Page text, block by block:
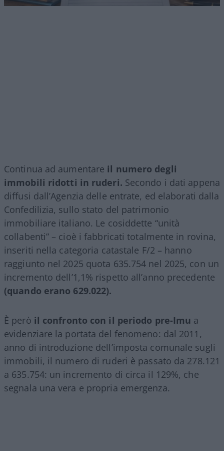
Continua ad aumentare il numero degli
immobili ridotti in ruderi. Secondo i dati appena
diffusi dall’Agenzia delle entrate, ed elaborati dalla
Confedilizia, sullo stato del patrimonio
immobiliare italiano. Le cosiddette “unità
collabenti” – cioè i fabbricati totalmente in rovina,
inseriti nella categoria catastale F/2 – hanno
raggiunto nel 2025 quota 635.754 nel 2025, con un
incremento dell’1,1% rispetto all’anno precedente
(quando erano 629.022).
È però il confronto con il periodo pre-Imu a
evidenziare la portata del fenomeno: dal 2011,
anno di introduzione dell’imposta comunale sugli
immobili, il numero di ruderi è passato da 278.121
a 635.754: un incremento di circa il 129%, che
segnala una vera e propria emergenza.